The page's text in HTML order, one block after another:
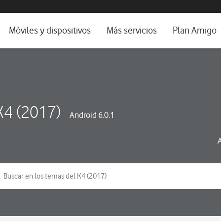
e idioma
Móviles y dispositivos Más servicios Plan Amigo
(2017) Android 6.0.1